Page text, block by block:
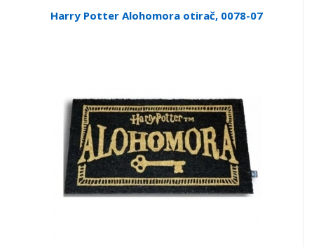
Harry Potter Alohomora otirač, 0078-07